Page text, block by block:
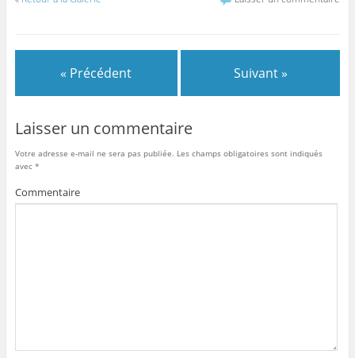
« Précédent Suivant »
Laisser un commentaire
Votre adresse e-mail ne sera pas publiée. Les champs obligatoires sont indiqués
avec *
Commentaire